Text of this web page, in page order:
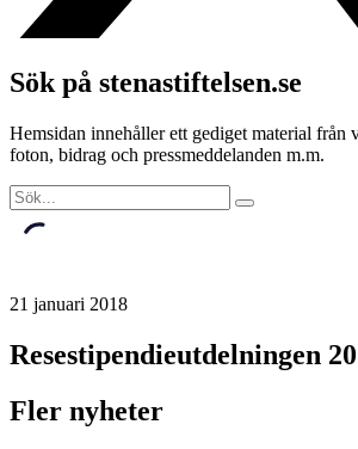
Sök på stenastiftelsen.se
Hemsidan innehåller ett gediget material från
foton, bidrag och pressmeddelanden m.m.
21 januari 2018
Resestipendieutdelningen
Fler nyheter